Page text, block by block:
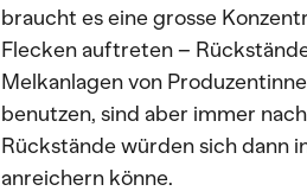
braucht es eine grosse
Flecken auftreten –
Melkanlagen von
benutzen, sind aber immer
Rückstände würden sich dann
anreichern könne.